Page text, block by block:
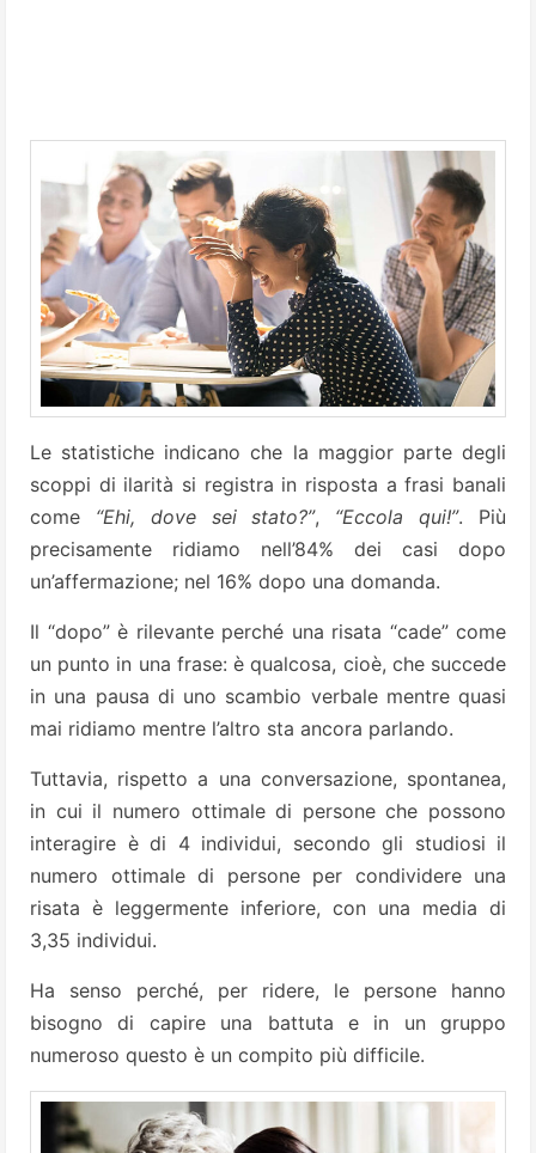
Le statistiche indicano che la maggior parte degli
scoppi di ilarità si registra in risposta a frasi banali
come “Ehi, dove sei stato?”, “Eccola qui!”. Più
precisamente ridiamo nell’84% dei casi dopo
un’affermazione; nel 16% dopo una domanda.
Il “dopo” è rilevante perché una risata “cade” come
un punto in una frase: è qualcosa, cioè, che succede
in una pausa di uno scambio verbale mentre quasi
mai ridiamo mentre l’altro sta ancora parlando.
Tuttavia, rispetto a una conversazione, spontanea,
in cui il numero ottimale di persone che possono
interagire è di 4 individui, secondo gli studiosi il
numero ottimale di persone per condividere una
risata è leggermente inferiore, con una media di
3,35 individui.
Ha senso perché, per ridere, le persone hanno
bisogno di capire una battuta e in un gruppo
numeroso questo è un compito più difficile.